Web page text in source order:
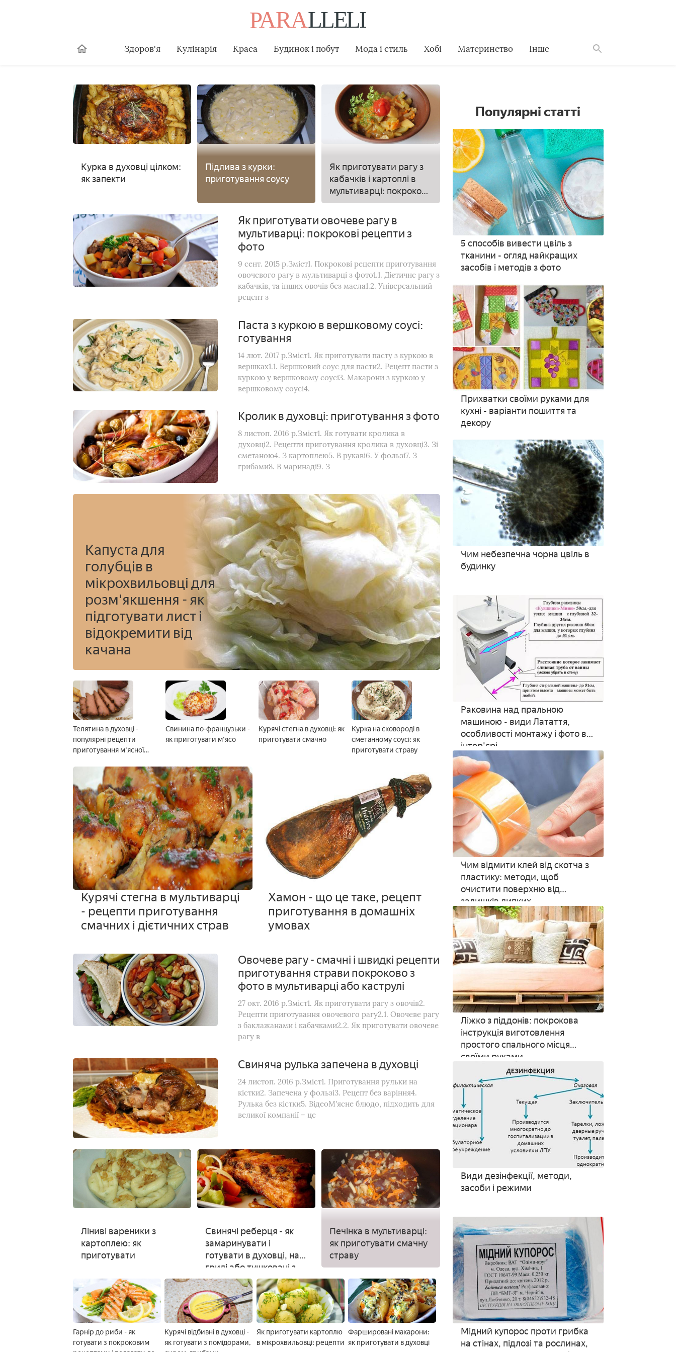
Здоров'я Кулінарія Краса Будинок і побут Мода і стиль Хобі Материнство Інше
Курка в духовці цілком:
як запекти
Підлива з курки:
приготування соусу
Як приготувати рагу з
кабачків і картоплі в
мультиварці: покрокові
рецепти
Як приготувати овочеве рагу в
мультиварці: покрокові рецепти з
фото
9 сент. 2015 р.Зміст1. Покрокові рецепти приготування
овочевого рагу в мультиварці з фото1.1. Дієтичне рагу з
кабачків, та інших овочів без масла1.2. Універсальний
рецепт з
Паста з куркою в вершковому соусі:
готування
14 лют. 2017 р.Зміст1. Як приготувати пасту з куркою в
вершках1.1. Вершковий соус для пасти2. Рецепт пасти з
куркою у вершковому соусі3. Макарони з куркою у
вершковому соусі4.
Кролик в духовці: приготування з фото
8 листоп. 2016 р.Зміст1. Як готувати кролика в
духовці2. Рецепти приготування кролика в духовці3. Зі
сметаною4. З картоплею5. В рукаві6. У фользі7. З
грибами8. В маринаді9. З
Капуста для
голубців в
мікрохвильовці для
розм'якшення - як
підготувати лист і
відокремити від
качана
Телятина в духовці -
популярні рецепти
приготування м'ясної
Свинина по-французьки -
як приготувати м'ясо
Курячі стегна в духовці: як
приготувати смачно
Курка на сковороді в
сметанному соусі: як
приготувати страву
Курячі стегна в мультиварці
- рецепти приготування
смачних і дієтичних страв
Хамон - що це таке, рецепт
приготування в домашніх
умовах
Овочеве рагу - смачні і швидкі рецепти
приготування страви покроково з
фото в мультиварці або каструлі
27 окт. 2016 р.Зміст1. Як приготувати рагу з овочів2.
Рецепти приготування овочевого рагу2.1. Овочеве рагу
з баклажанами і кабачками2.2. Як приготувати овочеве
рагу в
Свиняча рулька запечена в духовці
24 листоп. 2016 р.Зміст1. Приготування рульки на
кістки2. Запечена у фользі3. Рецепт без варіння4.
Рулька без кістки5. ВідеоМ'ясне блюдо, підходить для
великої компанії – це
Ліниві вареники з
картоплею: як
приготувати
Свинячі реберця - як
замаринувати і
готувати в духовці, на
грилі або тушковані з
соусом
Печінка в мультиварці:
як приготувати смачну
страву
Гарнір до риби - як
готувати з покроковим
Курячі відбивні в духовці -
як готувати з помідорами,
Як приготувати картоплю
в мікрохвильовці: рецепти
Фаршировані макарони:
як приготувати в духовці
Популярні статті
5 способів вивести цвіль з
тканини - огляд найкращих
засобів і методів з фото
Прихватки своїми руками для
кухні - варіанти пошиття та
декору
Чим небезпечна чорна цвіль в
будинку
Раковина над пральною
машиною - види Латаття,
особливості монтажу і фото в
інтер'єрі
Чим відмити клей від скотча з
пластику: методи, щоб
очистити поверхню від
залишків липких
Ліжко з піддонів: покрокова
інструкція виготовлення
простого спального місця
своїми руками
Види дезінфекції, методи,
засоби і режими
Мідний купорос проти грибка
на стінах, підлозі та рослинах,